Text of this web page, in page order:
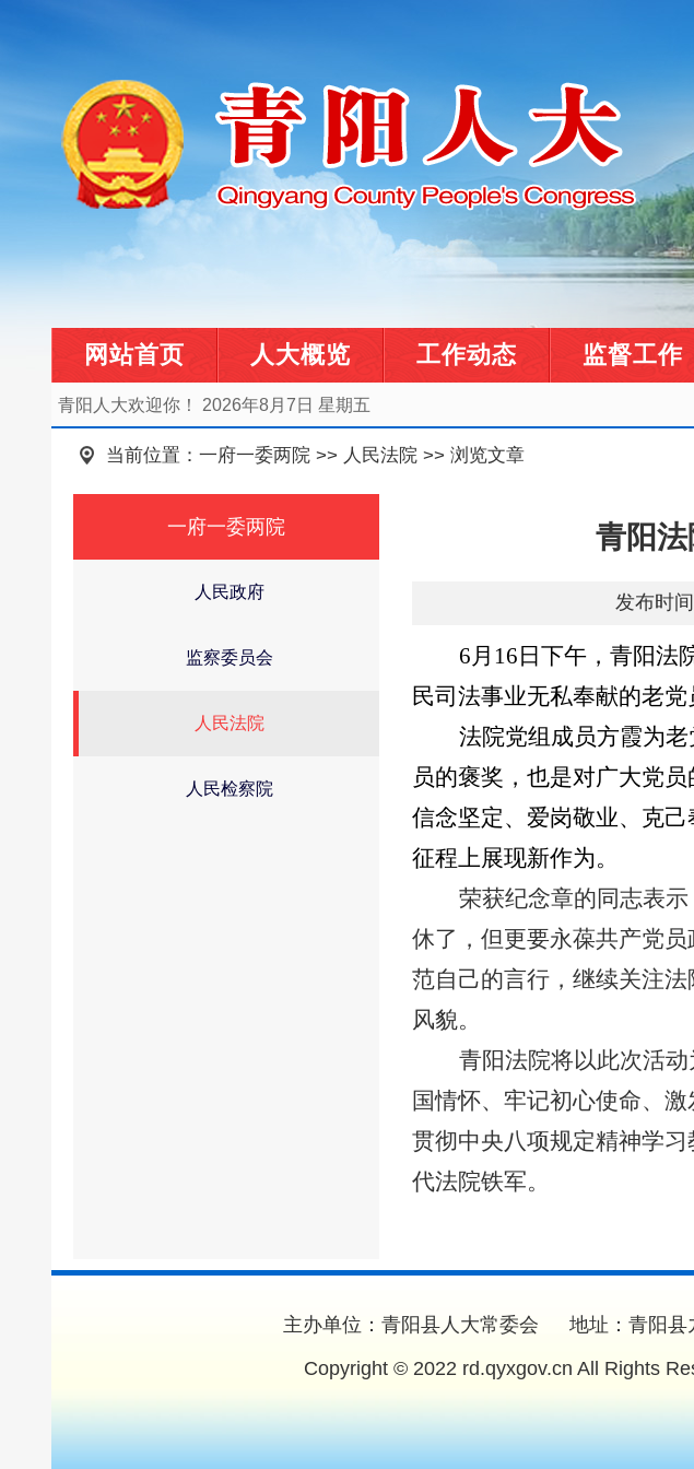
网站首页 人大概览 工作动态 监督工作
青阳人大欢迎你！ 2026年8月7日 星期五
当前位置： 一府一委两院 >> 人民法院 >> 浏览文章
一府一委两院
人民政府
监察委员会
人民法院
人民检察院
青阳
发布时
6月16日下午，青阳法
民司法事业无私奉献的老党
法院党组成员方霞为
员的褒奖，也是对广大党
信念坚定、爱岗敬业、克
征程上展现新作为。
荣获纪念章的同志表
休了，但更要永葆共产党
范自己的言行，继续关注
风貌。
青阳法院将以此次活
国情怀、牢记初心使命、
贯彻中央八项规定精神学
代法院铁军。
主办单位：青阳县人大常委会 地址：青阳
Copyright © 2022 rd.qyxgov.cn All Rights